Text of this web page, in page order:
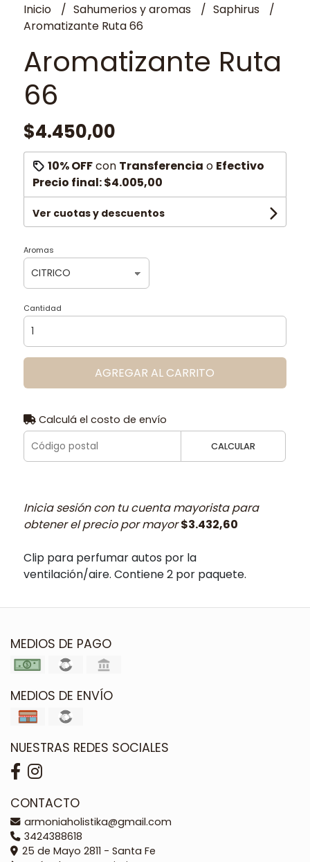
Inicio Sahumerios y aromas
Saphirus
Aromatizante Ruta 66
Aromatizante Ruta
66
$4.450,00
10% OFFcon Transferencia o Efectivo
Precio final:$4.005,00
Ver cuotas y descuentos
Aromas
Cantidad
AGREGAR AL CARRITO
Calculá el costo de envío
CALCULAR
Inicia sesión con tu cuenta mayorista para
obtener el precio por mayor$3.432,60
Clip para perfumar autos por la
ventilación/aire. Contiene 2 por paquete.
MEDIOS DE PAGO
MEDIOS DE ENVÍO
NUESTRAS REDES SOCIALES
CONTACTO
armoniaholistika@gmail.com
3424388618
25 de Mayo 2811 - Santa Fe